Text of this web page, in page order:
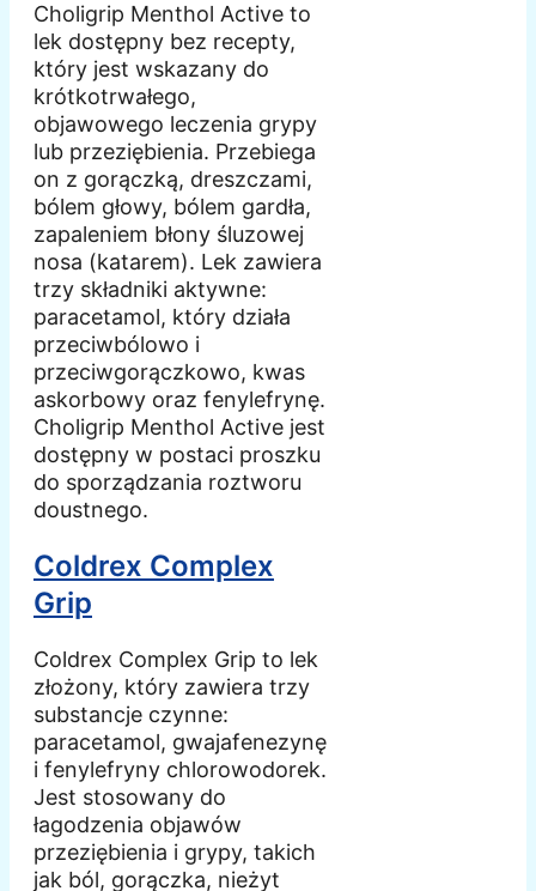
Choligrip Menthol Active to
lek dostępny bez recepty,
który jest wskazany do
krótkotrwałego,
objawowego leczenia grypy
lub przeziębienia. Przebiega
on z gorączką, dreszczami,
bólem głowy, bólem gardła,
zapaleniem błony śluzowej
nosa (katarem). Lek zawiera
trzy składniki aktywne:
paracetamol, który działa
przeciwbólowo i
przeciwgorączkowo, kwas
askorbowy oraz fenylefrynę.
Choligrip Menthol Active jest
dostępny w postaci proszku
do sporządzania roztworu
doustnego.
Coldrex Complex
Grip
Coldrex Complex Grip to lek
złożony, który zawiera trzy
substancje czynne:
paracetamol, gwajafenezynę
i fenylefryny chlorowodorek.
Jest stosowany do
łagodzenia objawów
przeziębienia i grypy, takich
jak ból, gorączka, nieżyt